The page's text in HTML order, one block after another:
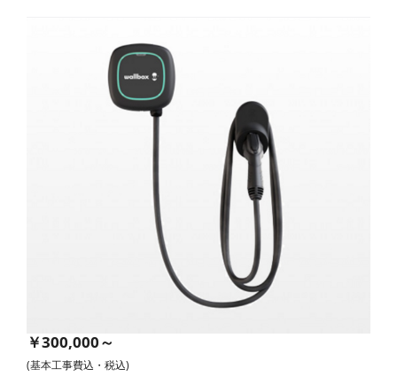
￥300,000～
(基本工事費込・税込)